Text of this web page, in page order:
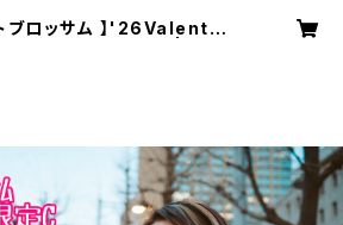
トブロッサム 】'26Valentin